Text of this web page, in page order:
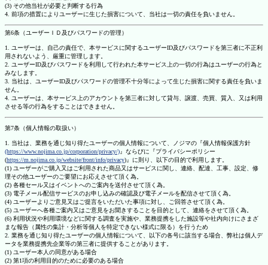
(3) その他当社が必要と判断する行為
4. 前項の措置によりユーザーに生じた損害について、当社は一切の責任を負いません。
第6条（ユーザーＩＤ及びパスワードの管理）
1. ユーザーは、自己の責任で、本サービスに関するユーザーID及びパスワードを第三者に不正利
用されないよう、厳重に管理します。
2. ユーザーID及びパスワードを利用して行われた本サービス上の一切の行為はユーザーの行為と
みなします。
3. 当社は、ユーザーID及びパスワードの管理不十分等によって生じた損害に関する責任を負いま
せん。
4. ユーザーは、本サービス上のアカウントを第三者に対して貸与、譲渡、売買、質入、又は利用
させる等の行為をすることはできません。
第7条（個人情報の取扱い）
1. 当社は、業務を通じ知り得たユーザーの個人情報について、ノジマの『個人情報保護方針
(https://www.nojima.co.jp/corporation/privacy/)』ならびに『プライバシーポリシー
(https://m.nojima.co.jp/website/front/info/privacy)』に則り、以下の目的で利用します。
(1) ユーザーがご購入又はご利用された商品又はサービスに関し、連絡、配達、工事、設定、修
理その他ユーザーのご要望にお応えさせて頂く為。
(2) 各種セール又はイベントへのご案内を送付させて頂く為。
(3) 電子メール配信サービスのお申し込みの確認及び電子メールを配信させて頂く為。
(4) ユーザーよりご意見又はご提言をいただいた事項に対し、ご回答させて頂く為。
(5) ユーザーへ各種ご案内又はご意見をお聞きすることを目的として、連絡をさせて頂く為。
(6) 利用状況や利用環境などに関する調査を実施や、業務提携をした施設等や社内向けにさまざ
まな報告（属性の集計・分析等個人を特定できない様式に限る）を行うため
2. 業務を通じ知り得たユーザーの個人情報について、以下の各号に該当する場合、弊社は個人デ
ータを業務提携先企業等の第三者に提供することがあります。
(1) ユーザー本人の同意がある場合
(2) 第1項の利用目的のために必要のある場合